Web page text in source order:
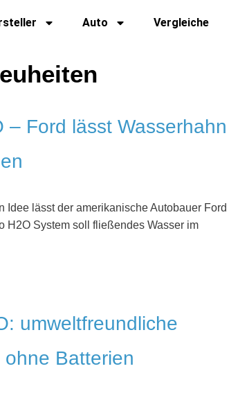
Auto Vergleiche
– Ford lässt Wasserhahn
Idee lässt der amerikanische Autobauer Ford
H2O System soll fließendes Wasser im
umweltfreundliche
Batterien